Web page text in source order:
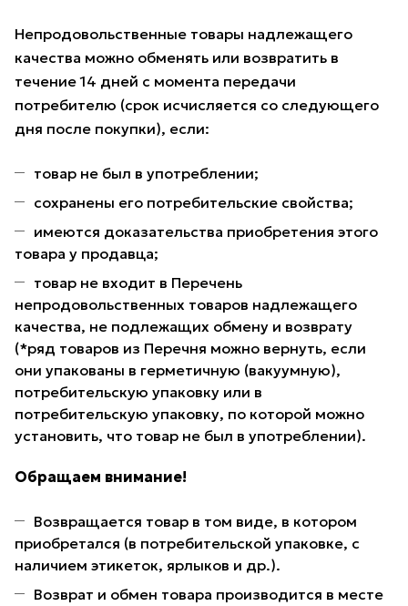
Непродовольственные товары надлежащего
качества можно обменять или возвратить в
течение 14 дней с момента передачи
потребителю (срок исчисляется со следующего
дня после покупки), если:
товар не был в употреблении;
сохранены его потребительские свойства;
имеются доказательства приобретения этого
товара у продавца;
товар не входит в Перечень
непродовольственных товаров надлежащего
качества, не подлежащих обмену и возврату
(*ряд товаров из Перечня можно вернуть, если
они упакованы в герметичную (вакуумную),
потребительскую упаковку или в
потребительскую упаковку, по которой можно
установить, что товар не был в употреблении).
Обращаем внимание!
Возвращается товар в том виде, в котором
приобретался (в потребительской упаковке, с
наличием этикеток, ярлыков и др.).
Возврат и обмен товара производится в месте